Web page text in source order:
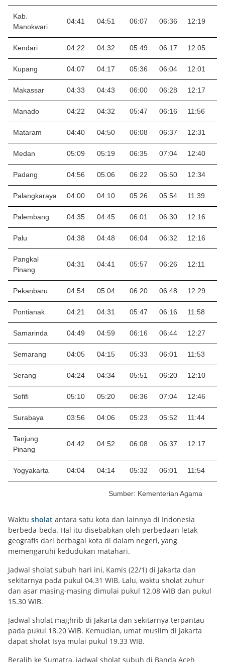
Kab.
Manokwari
04:41 04:51 06:07 06:36 12:19
Kendari 04:22 04:32 05:49 06:17 12:05
Kupang 04:07 04:17 05:36 06:04 12:01
Makassar 04:33 04:43 06:00 06:28 12:17
Manado 04:22 04:32 05:47 06:16 11:56
Mataram 04:40 04:50 06:08 06:37 12:31
Medan 05:09 05:19 06:35 07:04 12:40
Padang 04:56 05:06 06:22 06:50 12:34
Palangkaraya 04:00 04:10 05:26 05:54 11:39
Palembang 04:35 04:45 06:01 06:30 12:16
Palu 04:38 04:48 06:04 06:32 12:16
Pangkal
Pinang
04:31 04:41 05:57 06:26 12:11
Pekanbaru 04:54 05:04 06:20 06:48 12:29
Pontianak 04:21 04:31 05:47 06:16 11:58
Samarinda 04:49 04:59 06:16 06:44 12:27
Semarang 04:05 04:15 05:33 06:01 11:53
Serang 04:24 04:34 05:51 06:20 12:10
Sofifi 05:10 05:20 06:36 07:04 12:46
Surabaya 03:56 04:06 05:23 05:52 11:44
Tanjung
Pinang
04:42 04:52 06:08 06:37 12:17
Yogyakarta 04:04 04:14 05:32 06:01 11:54
Sumber: Kementerian Agama
Waktu sholat antara satu kota dan lainnya di Indonesia
berbeda-beda. Hal itu disebabkan oleh perbedaan letak
geografis dari berbagai kota di dalam negeri, yang
memengaruhi kedudukan matahari.
Jadwal sholat subuh hari ini, Kamis (22/1) di Jakarta dan
sekitarnya pada pukul 04.31 WIB. Lalu, waktu sholat zuhur
dan asar masing-masing dimulai pukul 12.08 WIB dan pukul
15.30 WIB.
Jadwal sholat maghrib di Jakarta dan sekitarnya terpantau
pada pukul 18.20 WIB. Kemudian, umat muslim di Jakarta
dapat sholat Isya mulai pukul 19.33 WIB.
Beralih ke Sumatra, jadwal sholat subuh di Banda Aceh